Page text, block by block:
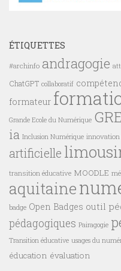
ÉTIQUETTES
#archinfo andragogie
ChatGPT collaboratif
formateur
Grande Ecole du Numérique
ia Inclusion Numérique innovation
artificielle
transition éducative MOODLE
aquitaine
badge Open Badges outil
pédagogiques Pairagogie
Transition éducative usages du
éducation évaluation